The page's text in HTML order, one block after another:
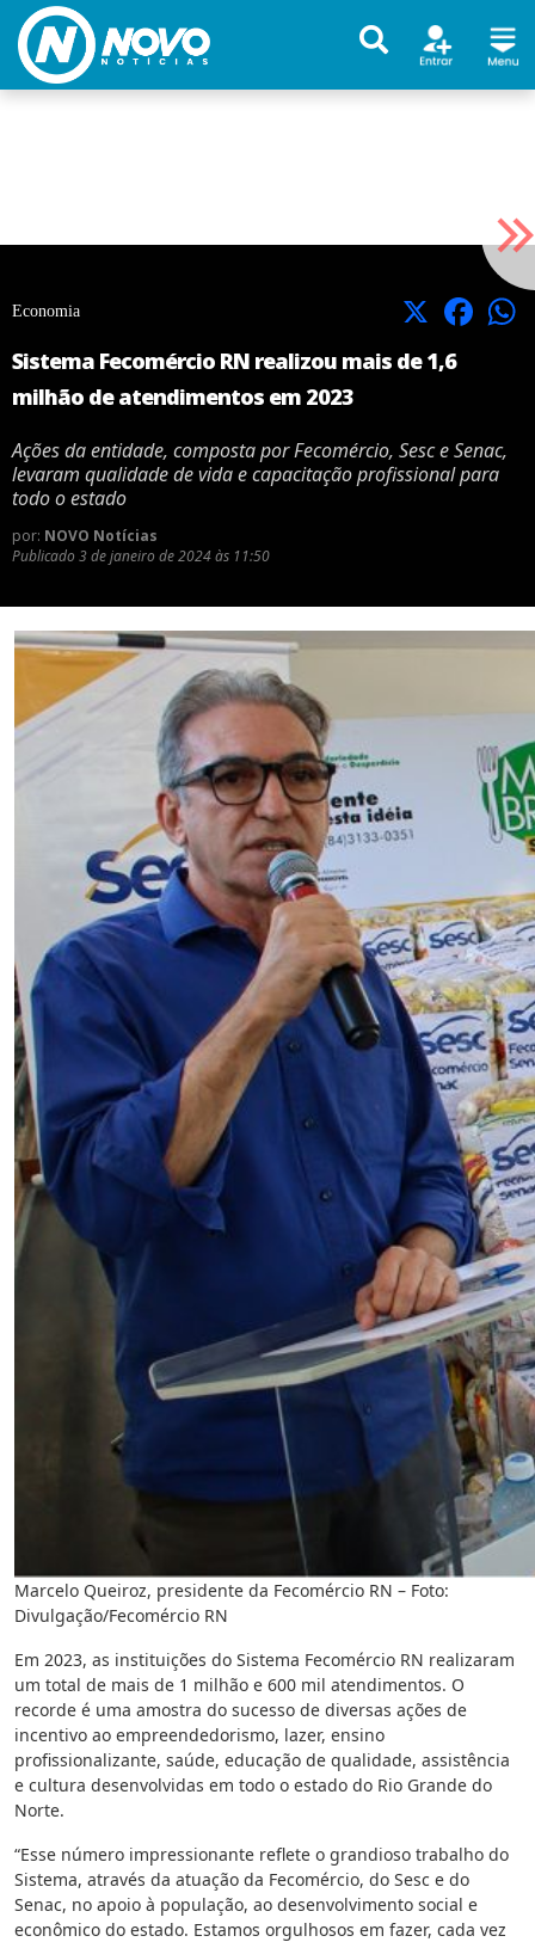
Economia X Facebook
Sistema Fecomércio RN realizou mais de 1,6
milhão de atendimentos em 2023
Ações da entidade, composta por Fecomércio, Sesc e Senac,
levaram qualidade de vida e capacitação profissional para
todo o estado
por: NOVO Notícias
Publicado 3 de janeiro de 2024 às 11:50
Marcelo Queiroz, presidente da Fecomércio RN – Foto:
Divulgação/Fecomércio RN
Em 2023, as instituições do Sistema Fecomércio RN realizaram
um total de mais de 1 milhão e 600 mil atendimentos. O
recorde é uma amostra do sucesso de diversas ações de
incentivo ao empreendedorismo, lazer, ensino
profissionalizante, saúde, educação de qualidade, assistência
e cultura desenvolvidas em todo o estado do Rio Grande do
Norte.
“Esse número impressionante reflete o grandioso trabalho do
Sistema, através da atuação da Fecomércio, do Sesc e do
Senac, no apoio à população, ao desenvolvimento social e
econômico do estado. Estamos orgulhosos em fazer, cada vez